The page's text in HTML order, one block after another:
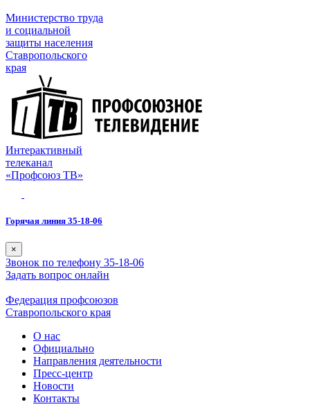
Министерство труда
и социальной
защиты населения
Ставропольского
края
Интерактивный
телеканал
«Профсоюз ТВ»
Горячая линия 35-18-06
×
Звонок по телефону 35-18-06
Задать вопрос онлайн
Федерация профсоюзов
Ставропольского края
О нас
Официально
Направления деятельности
Пресс-центр
Новости
Контакты